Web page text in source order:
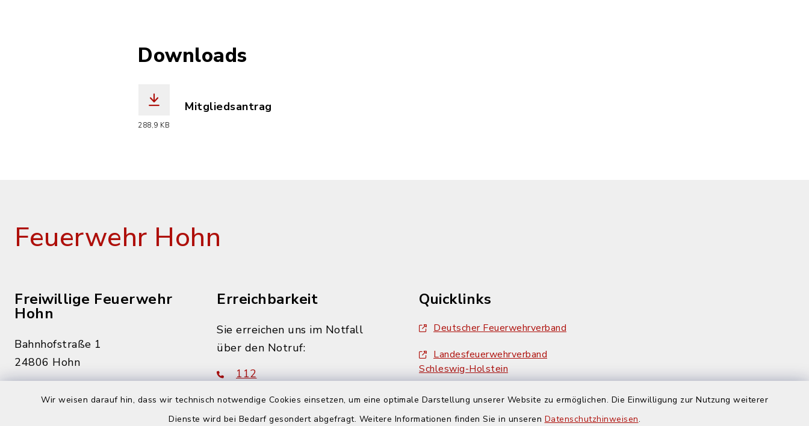
Wir weisen darauf hin, dass wir technisch notwendige Cookies einsetzen, um eine optimale Darstellung unserer Website zu ermöglichen. Die Einwilligung zur Nutzung weiterer
Dienste wird bei Bedarf gesondert abgefragt. Weitere Informationen finden Sie in unseren Datenschutzhinweisen.
Downloads
288,9 KB
Mitgliedsantrag
Feuerwehr Hohn
Freiwillige Feuerwehr
Hohn
Bahnhofstraße 1
24806 Hohn
j.sieh@gemeinde-hohn.de
Erreichbarkeit
Sie erreichen uns im Notfall
über den Notruf:
112
Quicklinks
Deutscher Feuerwehrverband
Landesfeuerwehrverband
Schleswig-Holstein
Kreisfeuerwehrverband Rendburg-